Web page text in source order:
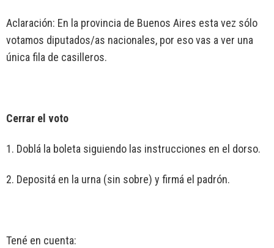
Aclaración: En la provincia de Buenos Aires esta vez sólo
votamos diputados/as nacionales, por eso vas a ver una
única fila de casilleros.
Cerrar el voto
1. Doblá la boleta siguiendo las instrucciones en el dorso.
2. Depositá en la urna (sin sobre) y firmá el padrón.
Tené en cuenta: